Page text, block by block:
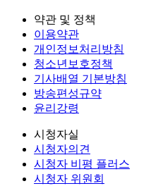
약관 및 정책
이용약관
개인정보처리방침
청소년보호정책
기사배열 기본방침
방송편성규약
윤리강령
시청자실
시청자의견
시청자 비평 플러스
시청자 위원회